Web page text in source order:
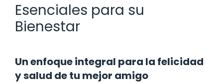
Esenciales para su
Bienestar
Un enfoque integral para la felicidad
y salud de tu mejor amigo